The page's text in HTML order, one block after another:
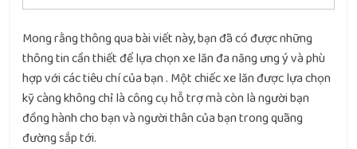
Mong rằng thông qua bài viết này, bạn đã có được những
thông tin cần thiết để lựa chọn xe lăn đa năng ưng ý và phù
hợp với các tiêu chí của bạn . Một chiếc xe lăn được lựa chọn
kỹ càng không chỉ là công cụ hỗ trợ mà còn là người bạn
đồng hành cho bạn và người thân của bạn trong quãng
đường sắp tới.